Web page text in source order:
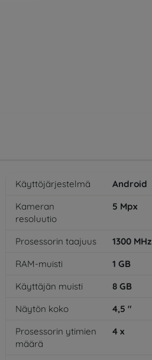
Käyttöjärjestelmä
Android
Kameran
resoluutio
5 Mpx
Prosessorin taajuus 1300 MHz
RAM-muisti
1 GB
Käyttäjän muisti
8 GB
Näytön koko
4,5 "
Prosessorin ytimien
määrä
4 x